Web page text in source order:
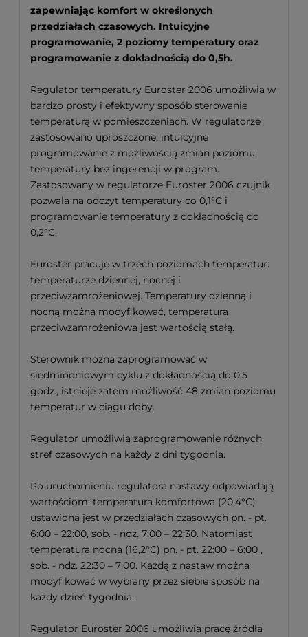
zapewniając komfort w określonych
przedziałach czasowych. Intuicyjne
programowanie, 2 poziomy temperatury oraz
programowanie z dokładnością do 0,5h.
Regulator temperatury Euroster 2006 umożliwia w
bardzo prosty i efektywny sposób sterowanie
temperaturą w pomieszczeniach. W regulatorze
zastosowano uproszczone, intuicyjne
programowanie z możliwością zmian poziomu
temperatury bez ingerencji w program.
Zastosowany w regulatorze Euroster 2006 czujnik
pozwala na odczyt temperatury co 0,1°C i
programowanie temperatury z dokładnością do
0,2°C.
Euroster pracuje w trzech poziomach temperatur:
temperaturze dziennej, nocnej i
przeciwzamrożeniowej. Temperatury dzienną i
nocną można modyfikować, temperatura
przeciwzamrożeniowa jest wartością stałą.
Sterownik można zaprogramować w
siedmiodniowym cyklu z dokładnością do 0,5
godz., istnieje zatem możliwość 48 zmian poziomu
temperatur w ciągu doby.
Regulator umożliwia zaprogramowanie różnych
stref czasowych na każdy z dni tygodnia.
Po uruchomieniu regulatora nastawy odpowiadają
wartościom: temperatura komfortowa (20,4°C)
ustawiona jest w przedziałach czasowych pn. - pt.
6:00 – 22:00, sob. - ndz. 7:00 – 22:30. Natomiast
temperatura nocna (16,2°C) pn. - pt. 22:00 – 6:00 ,
sob. - ndz. 22:30 – 7:00. Każdą z nastaw można
modyfikować w wybrany przez siebie sposób na
każdy dzień tygodnia.
Regulator Euroster 2006 umożliwia pracę źródła